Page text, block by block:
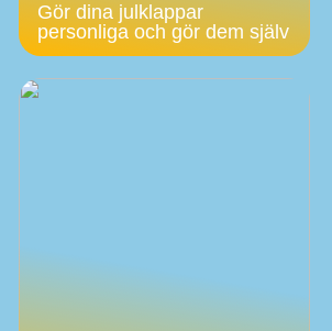
Gör dina julklappar
personliga och gör dem själv